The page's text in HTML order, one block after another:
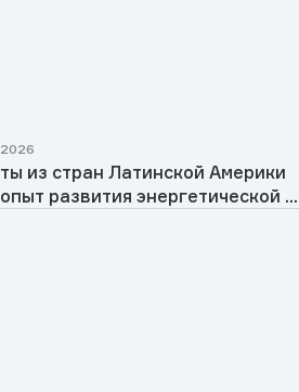
из стран Латинской Америки
развития энергетической ...